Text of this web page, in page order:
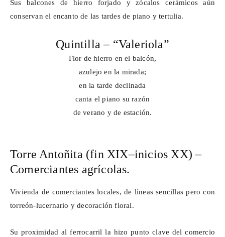
Sus balcones de hierro forjado y zócalos cerámicos aún
conservan el encanto de las tardes de piano y tertulia.
Quintilla – “Valeriola”
Flor de hierro en el balcón,
azulejo en la mirada;
en la tarde declinada
canta el piano su razón
de verano y de estación.
Torre Antoñita (fin XIX–inicios XX) –
Comerciantes agrícolas.
Vivienda de comerciantes locales, de líneassencillas pero con
torreón-lucernario y decoración floral.
Su proximidad al ferrocarril la hizo punto clave del comercio